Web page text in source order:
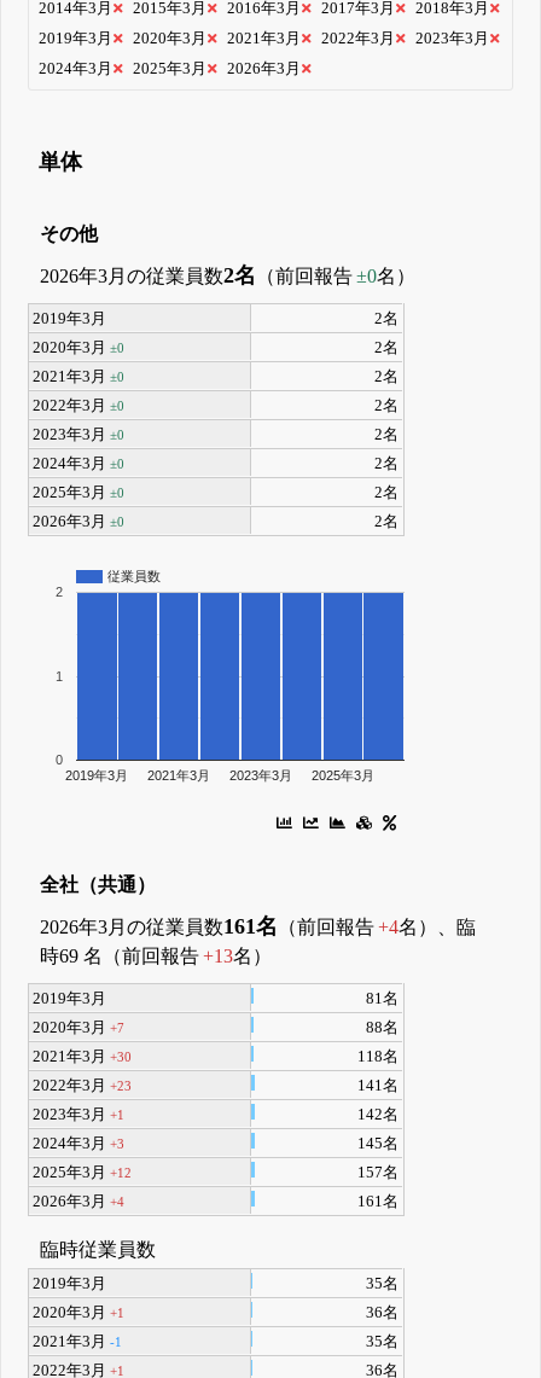
2014年3月 2015年3月 2016年3月 2017年3月
2018年3月
2019年3月
2020年3月 2021年3月 2022年3月
2023年3月
2024年3月
2025年3月 2026年3月
単体
その他
2026年3月の従業員数2名 （前回報告±0名）
2019年3月
2名
2020年3月±0
2名
2021年3月±0
2名
2022年3月±0
2名
2023年3月±0
2名
2024年3月±0
2名
2025年3月±0
2名
2026年3月±0 2名
従業員数
2019年3月 2021年3月 2023年3月 2025年3月
0
1
2
全社（共通）
2026年3月の従業員数161名 （前回報告+4名）、臨
時69 名（前回報告+13名）
2019年3月
81名
2020年3月+7
88名
2021年3月+30
118名
2022年3月+23
141名
2023年3月+1
142名
2024年3月+3
145名
2025年3月+12
157名
2026年3月+4 161名
臨時従業員数
2019年3月
35名
2020年3月+1
36名
2021年3月-1
35名
2022年3月+1
36名